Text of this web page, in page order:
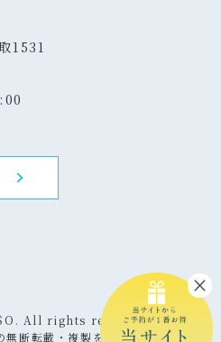
1531
All rights reserved.
断転載・複製を固く禁じます。